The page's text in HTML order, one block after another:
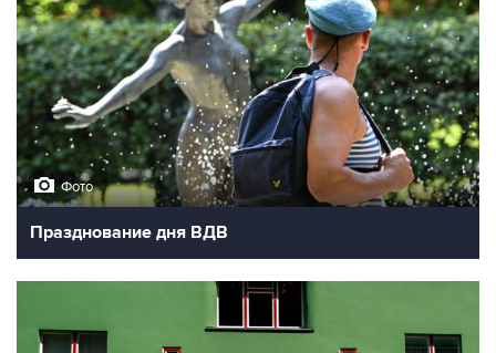
Фото
Празднование дня ВДВ